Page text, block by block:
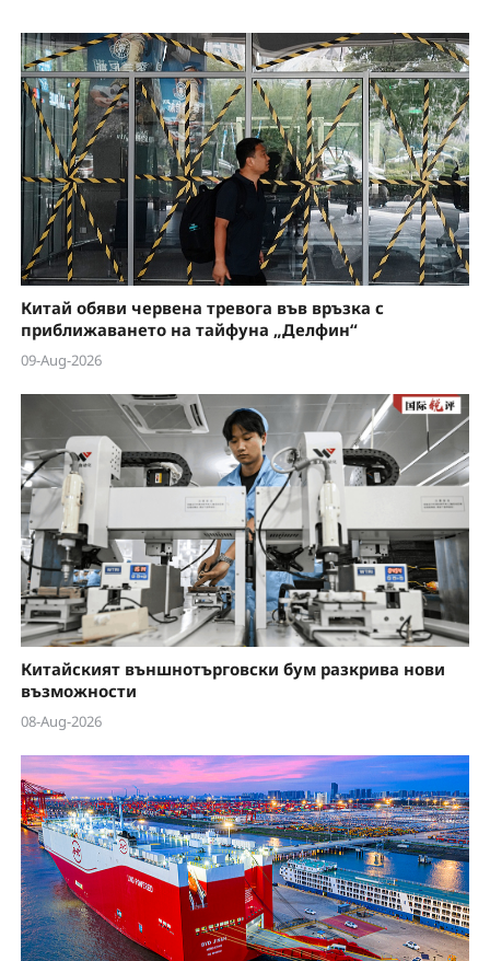
Китай обяви червена тревога във връзка с
приближаването на тайфуна „Делфин“
09-Aug-2026
Китайският външнотърговски бум разкрива нови
възможности
08-Aug-2026